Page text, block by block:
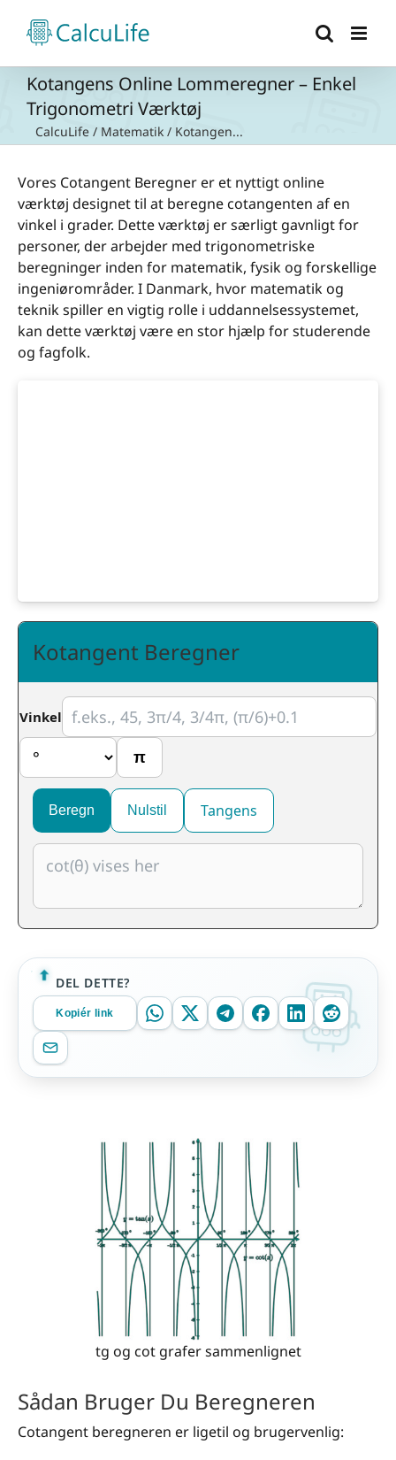
content
Kotangens Online Lommeregner – Enkel
Trigonometri Værktøj
CalcuLife / Matematik / Kotangen...
Vores Cotangent Beregner er et nyttigt online
værktøj designet til at beregne cotangenten af en
vinkel i grader. Dette værktøj er særligt gavnligt for
personer, der arbejder med trigonometriske
beregninger inden for matematik, fysik og forskellige
ingeniørområder. I Danmark, hvor matematik og
teknik spiller en vigtig rolle i uddannelsessystemet,
kan dette værktøj være en stor hjælp for studerende
og fagfolk.
Kotangent Beregner
Vinkel
π
Beregn Nulstil Tangens
DEL DETTE?
Kopiér link
tg og cot grafer sammenlignet
Sådan Bruger Du Beregneren
Cotangent beregneren er ligetil og brugervenlig: